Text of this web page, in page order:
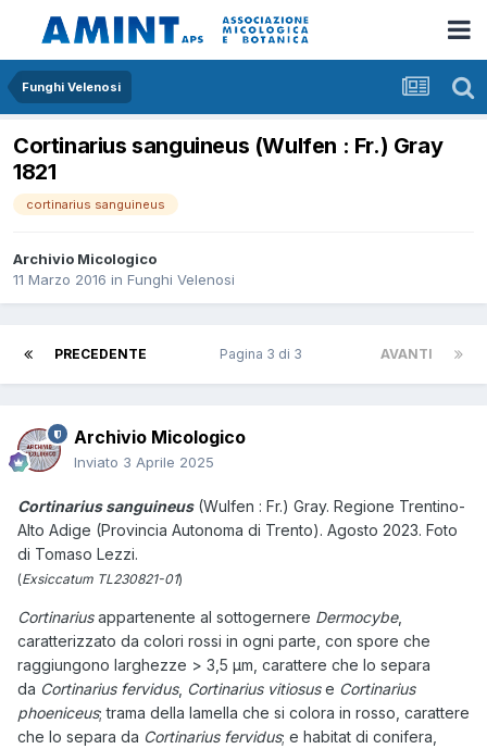
Funghi Velenosi
Cortinarius sanguineus (Wulfen : Fr.) Gray
1821
cortinarius sanguineus
Archivio Micologico
11 Marzo 2016 in Funghi Velenosi
PRECEDENTE AVANTI
Pagina 3 di 3
Archivio Micologico
Inviato 3 Aprile 2025
Cortinarius sanguineus(Wulfen : Fr.) Gray. Regione Trentino-
Alto Adige (Provincia Autonoma di Trento). Agosto 2023. Foto
di Tomaso Lezzi.
(Exsiccatum TL230821-01)
Cortinarius appartenente al sottogernere Dermocybe,
caratterizzato da colori rossi in ogni parte, con spore che
raggiungono larghezze > 3,5 µm, carattere che lo separa
da Cortinarius fervidus, Cortinarius vitiosus e Cortinarius
phoeniceus; trama della lamella che si colora in rosso, carattere
che lo separa da Cortinarius fervidus; e habitat di conifera,